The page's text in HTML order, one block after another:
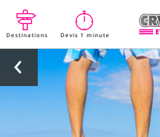
Destinations Devis 1 minute